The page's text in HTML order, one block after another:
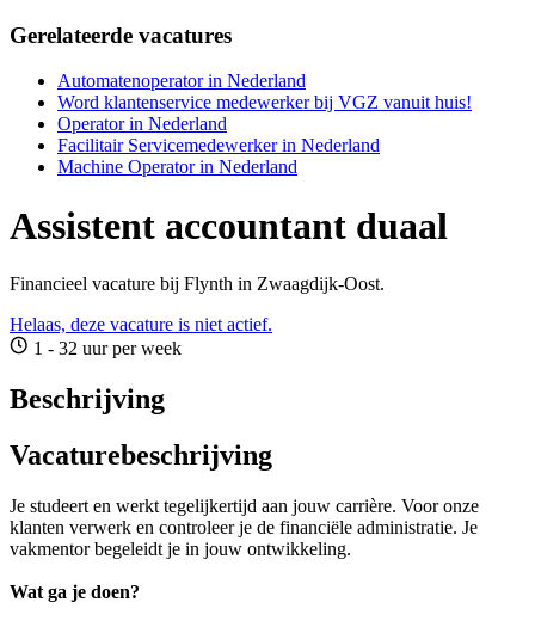
Gerelateerde vacatures
Automatenoperator in Nederland
Word klantenservice medewerker bij VGZ vanuit huis!
Operator in Nederland
Facilitair Servicemedewerker in Nederland
Machine Operator in Nederland
Assistent accountant duaal
Financieel vacature bij Flynth in Zwaagdijk-Oost.
Helaas, deze vacature is niet actief.
1 - 32 uur per week
Beschrijving
Vacaturebeschrijving
Je studeert en werkt tegelijkertijd aan jouw carrière. Voor onze
klanten verwerk en controleer je de financiële administratie. Je
vakmentor begeleidt je in jouw ontwikkeling.
Wat ga je doen?